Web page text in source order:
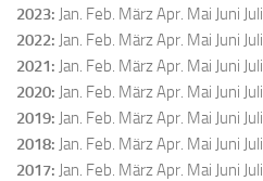
2023: Jan. Feb. MärzApr. Mai Juni Juli
2022: Jan. Feb. MärzApr. Mai Juni Juli
2021: Jan. Feb. MärzApr. Mai Juni Juli
2020: Jan. Feb. MärzApr. Mai Juni Juli
2019: Jan. Feb. MärzApr. Mai Juni Juli
2018: Jan. Feb. MärzApr. Mai Juni Juli
2017: Jan. Feb. MärzApr. Mai Juni Juli